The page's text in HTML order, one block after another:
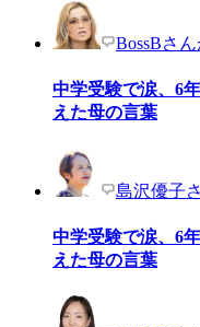
BossBさ
中学受験で涙、6
えた母の言葉
島沢優子
中学受験で涙、6
えた母の言葉